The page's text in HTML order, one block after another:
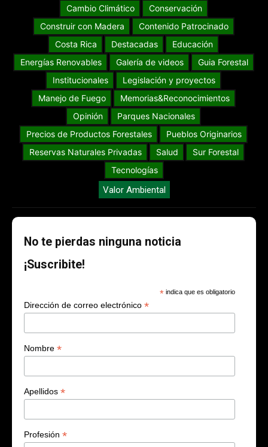
Cambio Climático
Conservación
Construir con Madera
Contenido Patrocinado
Costa Rica
Destacadas
Educación
Energías Renovables
Galería de videos
Guia Forestal
Institucionales
Legislación y proyectos
Manejo de Fuego
Memorias&Reconocimientos
Opinión
Parques Nacionales
Precios de Productos Forestales
Pueblos Originarios
Reservas Naturales Privadas
Salud
Sur Forestal
Tecnologías
Valor Ambiental
No te pierdas ninguna noticia
¡Suscribite!
* indica que es obligatorio
Dirección de correo electrónico *
Nombre *
Apellidos *
Profesión *